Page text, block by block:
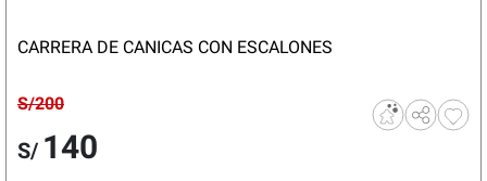
CARRERA DE CANICAS CON ESCALONES
S/200
S/ 140